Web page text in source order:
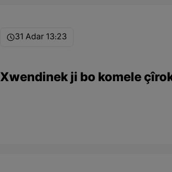
31 Adar 13:23
Xwendinek ji bo komele